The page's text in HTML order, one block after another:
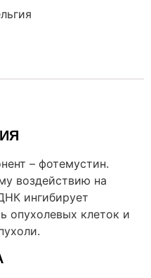
– фотемустин.
воздействию на
ингибирует
опухолевых клеток и